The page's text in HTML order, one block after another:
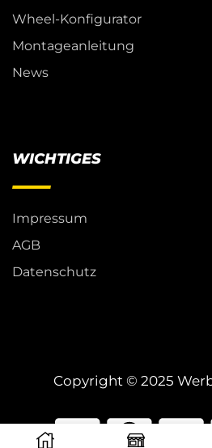
Wheel-Konfigurator
Montageanleitung
News
WICHTIGES
Impressum
AGB
Datenschutz
Copyright © 2025